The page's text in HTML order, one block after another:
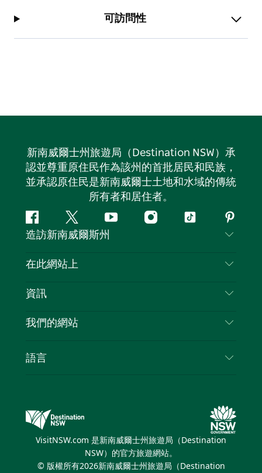
可訪問性
新南威爾士州旅遊局（Destination NSW）承
認並尊重原住民作為該州的首批居民和民族，
並承認原住民是新南威爾士土地和水域的傳統
所有者和居住者。
Facebook嘰
嘰
喳
Youtube Instagram
抖
造訪新南威爾斯州
聯絡我們
隱私
Cookie 通知
在此網站上
目的地
新南威爾士州公路旅行
活動
資訊
旅行資訊
新南威爾士州的商業
我們的網站
新南威爾士州旅遊局（Destination NSW）媒體中
繽紛雪梨燈光音樂節
語言
VisitNSW.com 是新南威爾士州旅遊局（Destination
NSW）的官方旅遊網站。
© 版權所有2026新南威爾士州旅遊局（Destination